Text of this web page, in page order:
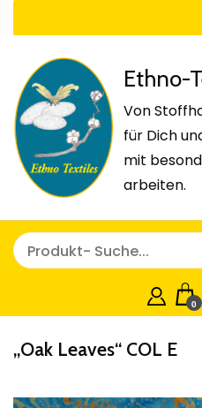
Ethno-
Von
für Dich
mit
arbeiten.
0
„Oak Leaves“ COL E